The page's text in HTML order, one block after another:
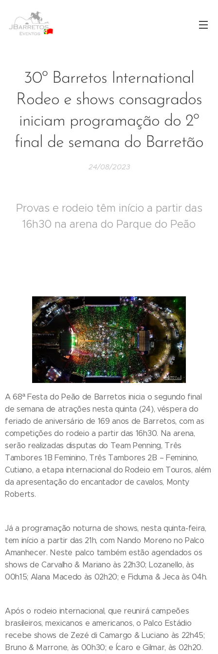
30º Barretos International
Rodeo e shows consagrados
iniciam programação do 2º
final de semana do Barretão
24/08/2023
Provas e rodeio têm início a partir das
16h30 na arena do Parque do Peão
A 68ª Festa do Peão de Barretos inicia o segundo final
de semana de atrações nesta quinta (24), véspera do
feriado de aniversário de 169 anos de Barretos, com as
competições do rodeio a partir das 16h30. Na arena,
serão realizadas disputas do Team Penning, Três
Tambores 1B Feminino, Três Tambores 2B – Feminino,
Cutiano, a etapa internacional do Rodeio em Touros, além
da apresentação do encantador de cavalos, Monty
Roberts.
Já a programação noturna de shows, nesta quinta-feira,
tem início a partir das 21h, com Nando Moreno no Palco
Amanhecer. Neste palco também estão agendados os
shows de Carvalho & Mariano às 22h30; Lozanello, às
00h15; Alana Macedo às 02h20; e Fiduma & Jeca às 04h.
Após o rodeio internacional, que reunirá campeões
brasileiros, mexicanos e americanos, o Palco Estádio
recebe shows de Zezé di Camargo & Luciano às 22h45;
Bruno & Marrone, às 00h30; e Ícaro e Gilmar, às 02h20.